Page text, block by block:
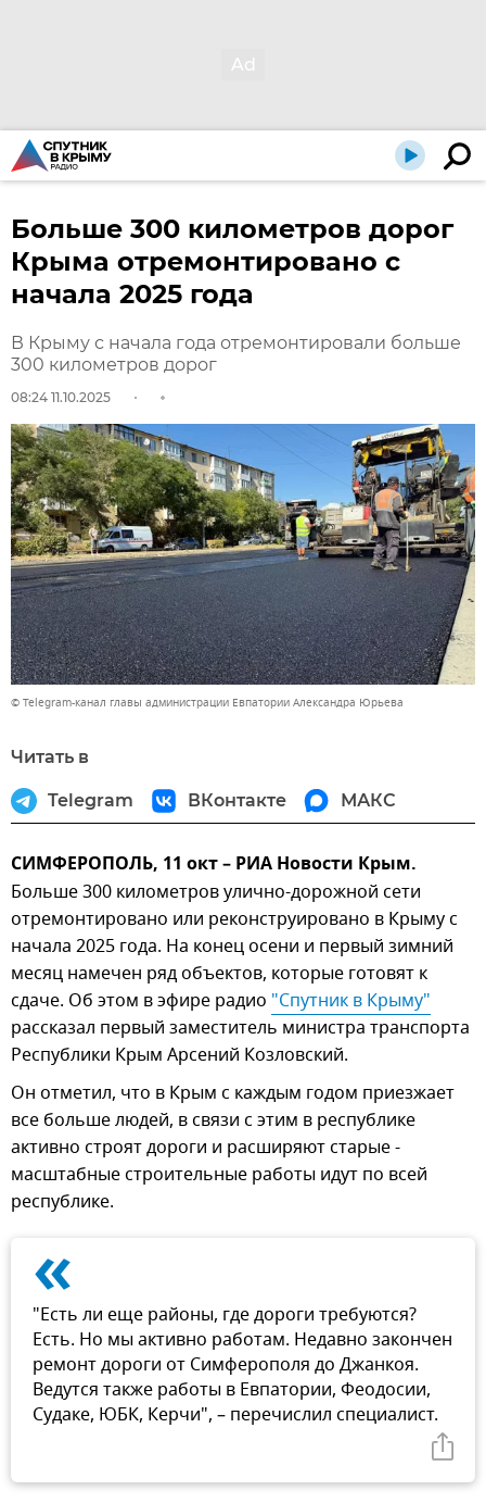
Больше 300 километров дорог
Крыма отремонтировано с
начала 2025 года
В Крыму с начала года отремонтировали больше
300 километров дорог
08:24 11.10.2025
© Telegram-канал главы администрации Евпатории Александра Юрьева
Читать в
Telegram ВКонтакте МАКС
СИМФЕРОПОЛЬ, 11 окт – РИА Новости Крым.
Больше 300 километров улично-дорожной сети
отремонтировано или реконструировано в Крыму с
начала 2025 года. На конец осени и первый зимний
месяц намечен ряд объектов, которые готовят к
сдаче. Об этом в эфире радио "Спутник в Крыму"
рассказал первый заместитель министра транспорта
Республики Крым Арсений Козловский.
Он отметил, что в Крым с каждым годом приезжает
все больше людей, в связи с этим в республике
активно строят дороги и расширяют старые -
масштабные строительные работы идут по всей
республике.
«
"Есть ли еще районы, где дороги требуются?
Есть. Но мы активно работам. Недавно закончен
ремонт дороги от Симферополя до Джанкоя.
Ведутся также работы в Евпатории, Феодосии,
Судаке, ЮБК, Керчи", – перечислил специалист.